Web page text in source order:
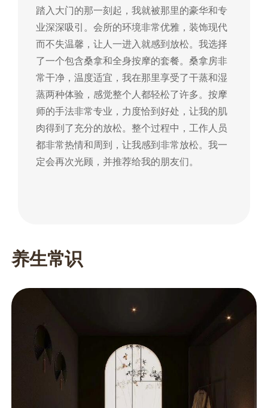
踏入大门的那一刻起，我就被那里的豪华和专
业深深吸引。会所的环境非常优雅，装饰现代
而不失温馨，让人一进入就感到放松。我选择
了一个包含桑拿和全身按摩的套餐。桑拿房非
常干净，温度适宜，我在那里享受了干蒸和湿
蒸两种体验，感觉整个人都轻松了许多。按摩
师的手法非常专业，力度恰到好处，让我的肌
肉得到了充分的放松。整个过程中，工作人员
都非常热情和周到，让我感到非常放松。我一
定会再次光顾，并推荐给我的朋友们。
养生常识